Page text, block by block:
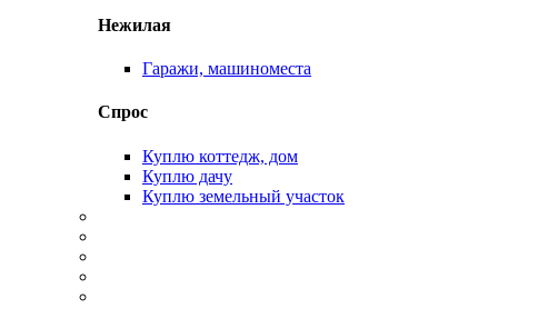
Нежилая
Гаражи, машиноместа
Спрос
Куплю коттедж, дом
Куплю дачу
Куплю земельный участок